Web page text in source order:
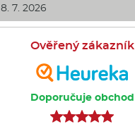
8. 7. 2026
Ověřený zákazník
Doporučuje obchod